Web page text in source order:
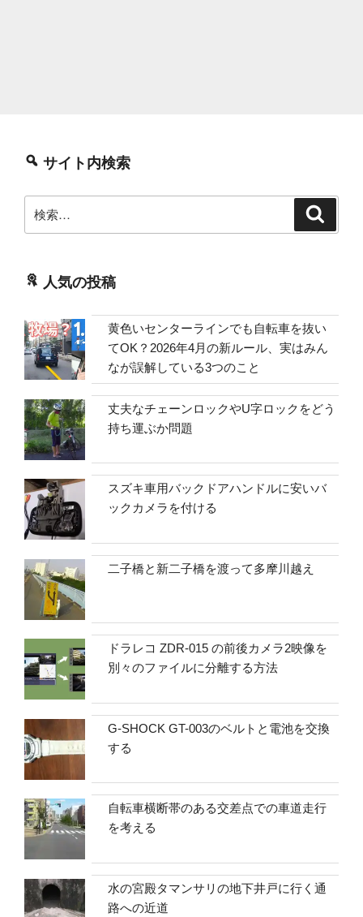
サイト内検索
索:
人気の投稿
黄色いセンターラインでも自転車を抜い
てOK？2026年4月の新ルール、実はみん
なが誤解している3つのこと
丈夫なチェーンロックやU字ロックをどう
持ち運ぶか問題
スズキ車用バックドアハンドルに安いバ
ックカメラを付ける
二子橋と新二子橋を渡って多摩川越え
ドラレコ ZDR-015 の前後カメラ2映像を
別々のファイルに分離する方法
G-SHOCK GT-003のベルトと電池を交換
する
自転車横断帯のある交差点での車道走行
を考える
水の宮殿タマンサリの地下井戸に行く通
路への近道